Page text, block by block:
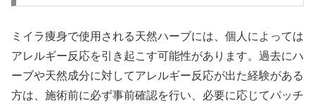
ミイラ痩身で使用される天然ハーブには、個人によっては
アレルギー反応を引き起こす可能性があります。過去にハ
ーブや天然成分に対してアレルギー反応が出た経験がある
方は、施術前に必ず事前確認を行い、必要に応じてパッチ